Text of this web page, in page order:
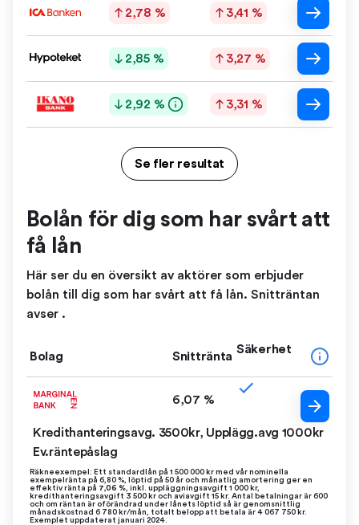
2,78 % 3,41 %
2,85 % 3,27 %
2,92 % 3,31 %
Se fler resultat
Bolån för dig som har svårt att
få lån
Här ser du en översikt av aktörer som erbjuder
bolån till dig som har svårt att få lån. Snitträntan
avser .
Bolag Snittränta
Säkerhet
6,07 %
Kredithanteringsavg. 3500kr, Upplägg.avg 1000kr
Ev.räntepåslag
Räkneexempel: Ett standardlån på 1 500 000 kr med vår nominella
exempelränta på 6,80 %, löptid på 50 år och månatlig amortering ger en
effektiv ränta på 7,06 %, inkl. uppläggningsavgift 1 000 kr,
kredithanteringsavgift 3 500 kr och aviavgift 15 kr. Antal betalningar är 600
och om räntan är oförändrad under lånets löptid så är genomsnittlig
månadskostnad 6 780 kr/mån, totalt belopp att betala är 4 067 750 kr.
Exemplet uppdaterat januari 2024.